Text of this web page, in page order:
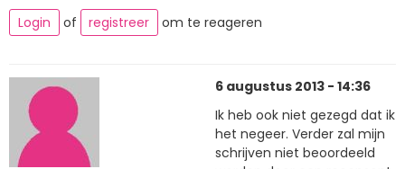
Login
of registreer om te reageren
6 augustus 2013 - 14:36
Ik heb ook niet gezegd dat ik
het negeer. Verder zal mijn
schrijven niet beoordeeld